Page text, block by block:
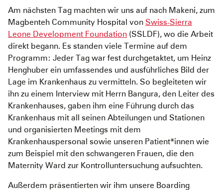
Am nächsten Tag machten wir uns auf nach Makeni, zum
Magbenteh Community Hospital von Swiss-Sierra
Leone Development Foundation (SSLDF), wo die Arbeit
direkt begann. Es standen viele Termine auf dem
Programm: Jeder Tag war fest durchgetaktet, um Heinz
Henghuber ein umfassendes und ausführliches Bild der
Lage im Krankenhaus zu vermitteln. So begleiteten wir
ihn zu einem Interview mit Herrn Bangura, den Leiter des
Krankenhauses, gaben ihm eine Führung durch das
Krankenhaus mit all seinen Abteilungen und Stationen
und organisierten Meetings mit dem
Krankenhauspersonal sowie unseren Patient*innen wie
zum Beispiel mit den schwangeren Frauen, die den
Maternity Ward zur Kontrolluntersuchung aufsuchten.
Außerdem präsentierten wir ihm unsere Boarding